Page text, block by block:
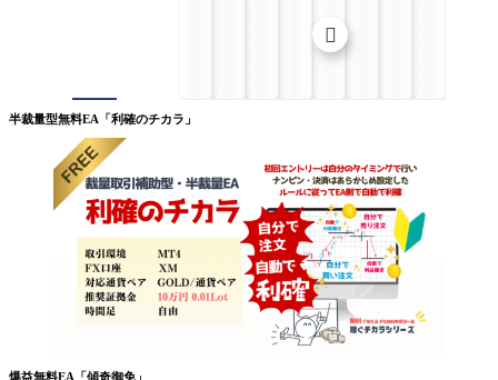
半裁量型無料EA「利確のチカラ」
爆益無料EA「傾奇御免」
